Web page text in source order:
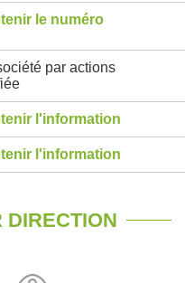
le numéro
par actions
l'information
l'information
DIRECTION